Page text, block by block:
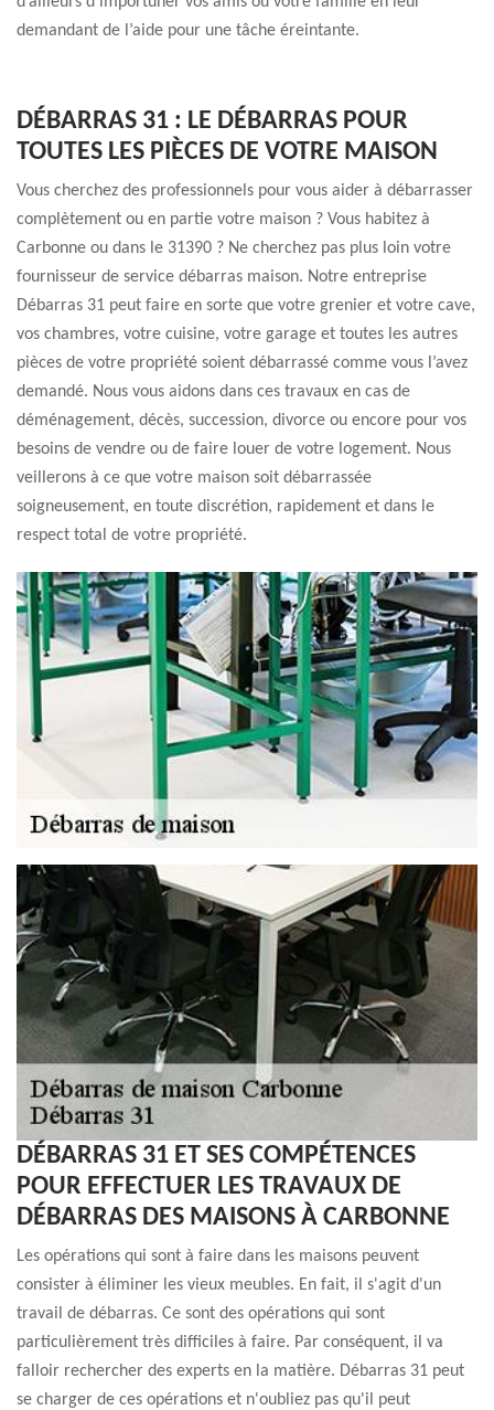
demandant de l’aide pour une tâche éreintante.
DÉBARRAS 31 : LE DÉBARRAS POUR
TOUTES LES PIÈCES DE VOTRE MAISON
Vous cherchez des professionnels pour vous aider à débarrasser
complètement ou en partie votre maison ? Vous habitez à
Carbonne ou dans le 31390 ? Ne cherchez pas plus loin votre
fournisseur de service débarras maison. Notre entreprise
Débarras 31 peut faire en sorte que votre grenier et votre cave,
vos chambres, votre cuisine, votre garage et toutes les autres
pièces de votre propriété soient débarrassé comme vous l’avez
demandé. Nous vous aidons dans ces travaux en cas de
déménagement, décès, succession, divorce ou encore pour vos
besoins de vendre ou de faire louer de votre logement. Nous
veillerons à ce que votre maison soit débarrassée
soigneusement, en toute discrétion, rapidement et dans le
respect total de votre propriété.
DÉBARRAS 31 ET SES COMPÉTENCES
POUR EFFECTUER LES TRAVAUX DE
DÉBARRAS DES MAISONS À CARBONNE
Les opérations qui sont à faire dans les maisons peuvent
consister à éliminer les vieux meubles. En fait, il s'agit d'un
travail de débarras. Ce sont des opérations qui sont
particulièrement très difficiles à faire. Par conséquent, il va
falloir rechercher des experts en la matière. Débarras 31 peut
se charger de ces opérations et n'oubliez pas qu'il peut